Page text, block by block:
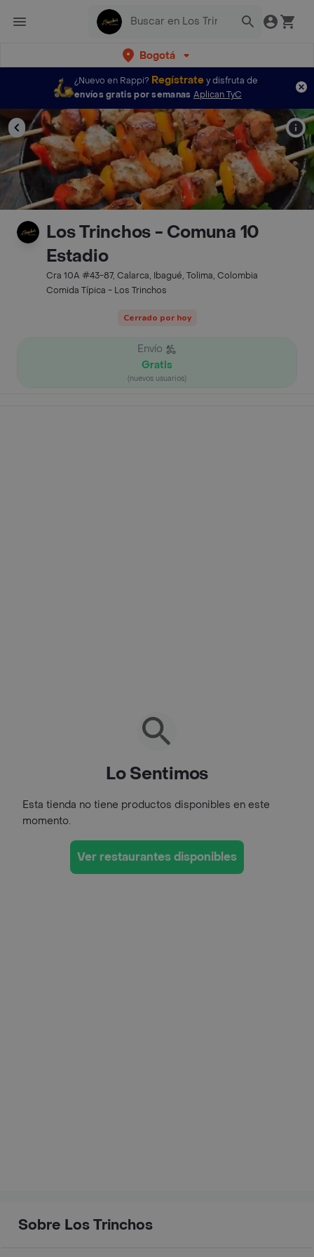
Bogotá
¿Nuevo en Rappi? Regístratey disfruta de
envíos gratis por semanas Aplican TyC
Los Trinchos - Comuna 10
Estadio
Cra 10A #43-87, Calarca, Ibagué, Tolima, Colombia
Comida Típica - Los Trinchos
Cerrado por hoy
Envío
Gratis
(nuevos usuarios)
Lo Sentimos
Esta tienda no tiene productos disponibles en este
momento.
Ver restaurantes disponibles
Sobre Los Trinchos